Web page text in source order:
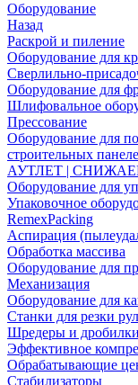
Оборудование
Назад
Раскрой и пиление
Оборудование для
Сверлильно-
Оборудование для
Шлифовальное
Прессование
Оборудование для
строительных
АУТЛЕТ |
Оборудование для
Упаковочное
RemexPacking
Аспирация
Обработка массива
Оборудование для
Механизация
Оборудование для
Станки для резки
Шредеры и дробилки
Эффективное
Обрабатывающие
Стабилизаторы